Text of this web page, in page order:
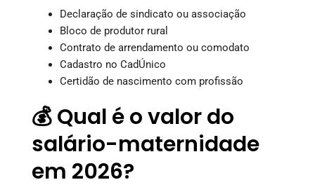
Declaração de sindicato ou associação
Bloco de produtor rural
Contrato de arrendamento ou comodato
Cadastro no CadÚnico
Certidão de nascimento com profissão
💰 Qual é o valor do
salário-maternidade
em 2026?